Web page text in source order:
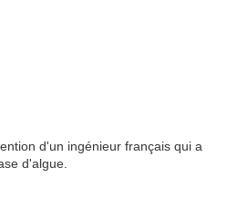
d'un ingénieur français qui a
d'algue.